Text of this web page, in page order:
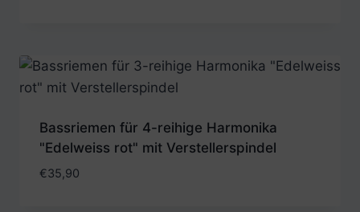
Bassriemen für 4-reihige Harmonika
"Edelweiss rot" mit Verstellerspindel
€35,90